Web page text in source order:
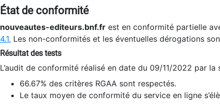
État de conformité
nouveautes-editeurs.bnf.fr est en conformité partielle
4.1. Les non-conformités et les éventuelles dérogations
Résultat des tests
L’audit de conformité réalisé en date du 09/11/2022 par
66.67% des critères RGAA sont respectés.
Le taux moyen de conformité du service en ligne